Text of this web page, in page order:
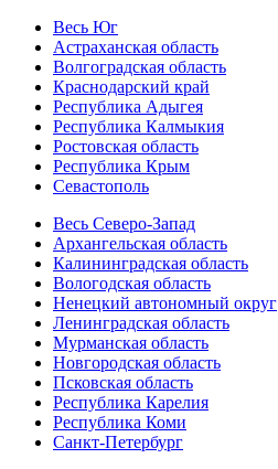
Весь Юг
Астраханская область
Волгоградская область
Краснодарский край
Республика Адыгея
Республика Калмыкия
Ростовская область
Республика Крым
Севастополь
Весь Северо-Запад
Архангельская область
Калининградская область
Вологодская область
Ненецкий автономный округ
Ленинградская область
Мурманская область
Новгородская область
Псковская область
Республика Карелия
Республика Коми
Санкт-Петербург